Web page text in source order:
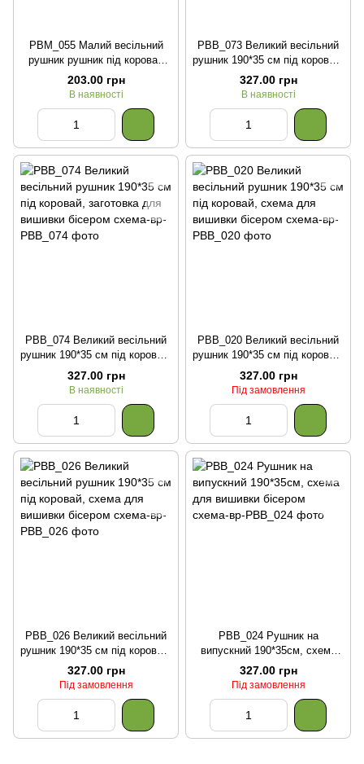
РВМ_055 Малий весільний
рушник рушник під коровай
140*20 см, заготовка для
вишивки бісером
203.00 грн
В наявності
РВВ_073 Великий весільний
рушник 190*35 см під коровай,
заготовка для вишивки
бісером
327.00 грн
В наявності
РВВ_074 Великий весільний
рушник 190*35 см під коровай,
заготовка для вишивки
бісером
327.00 грн
В наявності
РВВ_020 Великий весільний
рушник 190*35 см під коровай,
схема для вишивки бісером
327.00 грн
Під замовлення
РВВ_026 Великий весільний
рушник 190*35 см під коровай,
схема для вишивки бісером
327.00 грн
Під замовлення
РВВ_024 Рушник на
випускний 190*35см, схема
для вишивки бісером
327.00 грн
Під замовлення